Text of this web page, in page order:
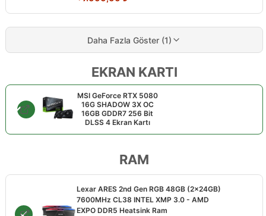
Daha Fazla Göster (1)
EKRAN KARTI
MSI GeForce RTX 5080
16G SHADOW 3X OC
16GB GDDR7 256 Bit
DLSS 4 Ekran Kartı
RAM
Lexar ARES 2nd Gen RGB 48GB (2x24GB)
7600MHz CL38 INTEL XMP 3.0 - AMD
EXPO DDR5 Heatsink Ram